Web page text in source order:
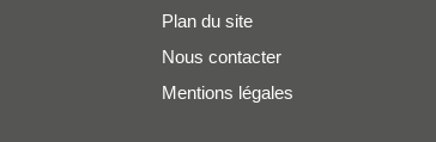
Plan du site
Nous contacter
Mentions légales